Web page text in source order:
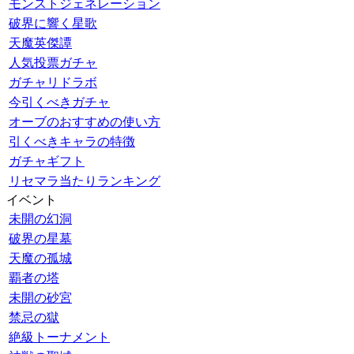
モンストジェネレーション
破界に響く星歌
天魔英傑譚
人気投票ガチャ
ガチャリドラボ
今引くべきガチャ
オーブのおすすめの使い方
引くべきキャラの特徴
ガチャギフト
リセマラ当たりランキング
イベント
未開の幻洞
破界の星墓
天魔の孤城
覇者の塔
未開の砂宮
禁忌の獄
絶級トーナメント